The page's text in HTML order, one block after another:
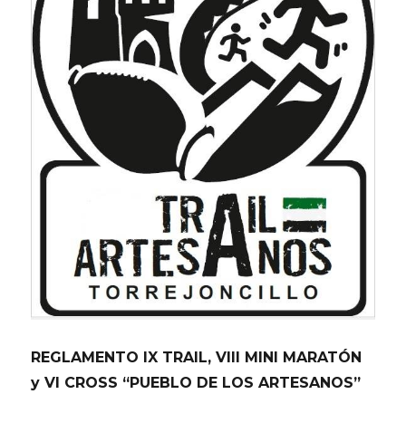
REGLAMENTO IX TRAIL, VIII MINI MARATÓN
y VI CROSS “PUEBLO DE LOS ARTESANOS”